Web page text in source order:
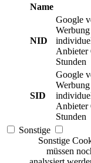
Name
NID
Google
Anbieter
Stunden
SID
Google
Anbieter
Stunden
Sonstige
Sonstige
müssen